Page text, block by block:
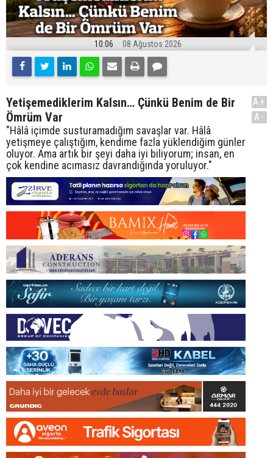
10:06 08 Ağustos 2026
Yetişemediklerim Kalsın… Çünkü Benim de Bir
Ömrüm Var
"Hâlâ içimde susturamadığım savaşlar var. Hâlâ
yetişmeye çalıştığım, kendime fazla yüklendiğim günler
oluyor. Ama artık bir şeyi daha iyi biliyorum; insan, en
çok kendine acımasız davrandığında yoruluyor."
A+
A-